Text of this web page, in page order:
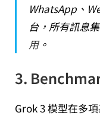
WhatsApp、
台，所有訊息
用。
3.
Grok 3 模型在多